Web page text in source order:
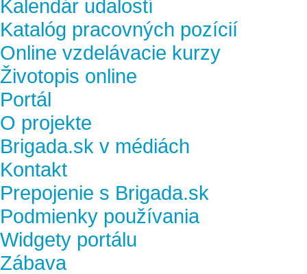
Kalendár udalostí
Katalóg pracovných pozícií
Online vzdelávacie kurzy
Životopis online
Portál
O projekte
Brigada.sk v médiách
Kontakt
Prepojenie s Brigada.sk
Podmienky používania
Widgety portálu
Zábava